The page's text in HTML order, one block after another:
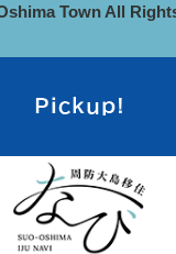
Town All